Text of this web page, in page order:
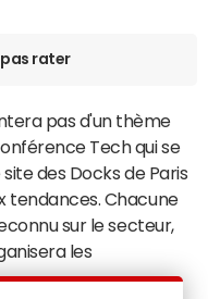
pas rater
pas d'un thème
Tech qui se
des Docks de Paris
tendances. Chacune
sur le secteur,
les